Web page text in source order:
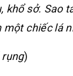
khổ sở. Sao
một chiếc lá
rụng)